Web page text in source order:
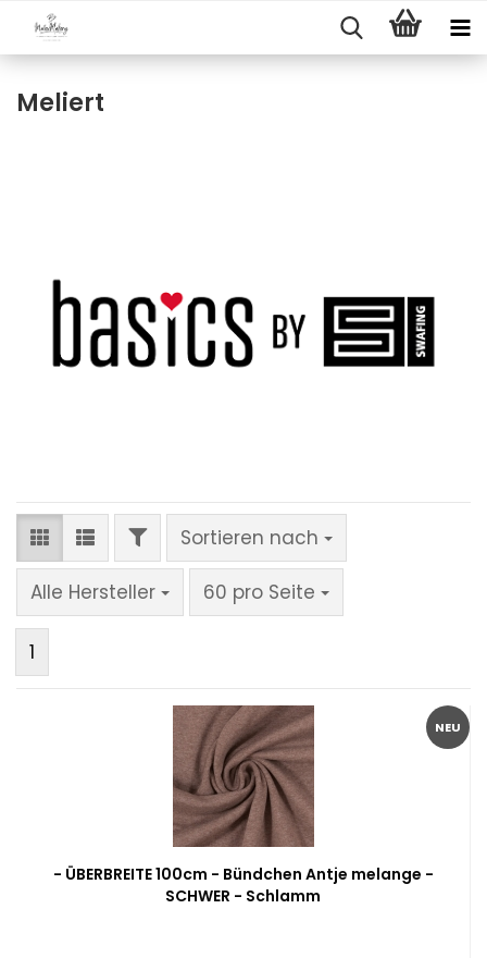
Meliert
FILTERSortieren nach
Sortieren nach
Alle Hersteller 60 pro Seite
pro Seite
1
NEU
- ÜBERBREITE 100cm - Bündchen Antje melange -
SCHWER - Schlamm